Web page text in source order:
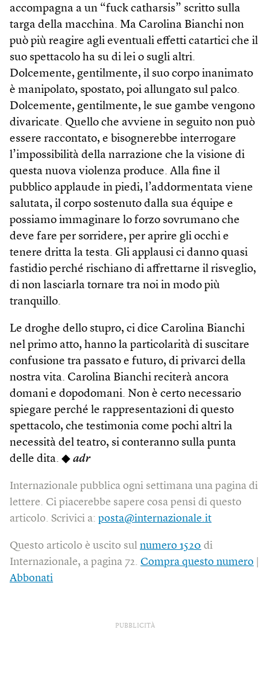
accompagna a un “fuck catharsis” scritto sulla
targa della macchina. Ma Carolina Bianchi non
può più reagire agli eventuali effetti catartici che il
suo spettacolo ha su di lei o sugli altri.
Dolcemente, gentilmente, il suo corpo inanimato
è manipolato, spostato, poi allungato sul palco.
Dolcemente, gentilmente, le sue gambe vengono
divaricate. Quello che avviene in seguito non può
essere raccontato, e bisognerebbe interrogare
l’impossibilità della narrazione che la visione di
questa nuova violenza produce. Alla fine il
pubblico applaude in piedi, l’addormentata viene
salutata, il corpo sostenuto dalla sua équipe e
possiamo immaginare lo forzo sovrumano che
deve fare per sorridere, per aprire gli occhi e
tenere dritta la testa. Gli applausi ci danno quasi
fastidio perché rischiano di affrettarne il risveglio,
di non lasciarla tornare tra noi in modo più
tranquillo.
Le droghe dello stupro, ci dice Carolina Bianchi
nel primo atto, hanno la particolarità di suscitare
confusione tra passato e futuro, di privarci della
nostra vita. Carolina Bianchi reciterà ancora
domani e dopodomani. Non è certo necessario
spiegare perché le rappresentazioni di questo
spettacolo, che testimonia come pochi altri la
necessità del teatro, si conteranno sulla punta
delle dita. ◆ adr
Internazionale pubblica ogni settimana una pagina di
lettere. Ci piacerebbe sapere cosa pensi di questo
articolo. Scrivici a: posta@internazionale.it
Questo articolo è uscito sul numero 1520 di
Internazionale, a pagina 72. Compra questo numero
Abbonati
PUBBLICITÀ